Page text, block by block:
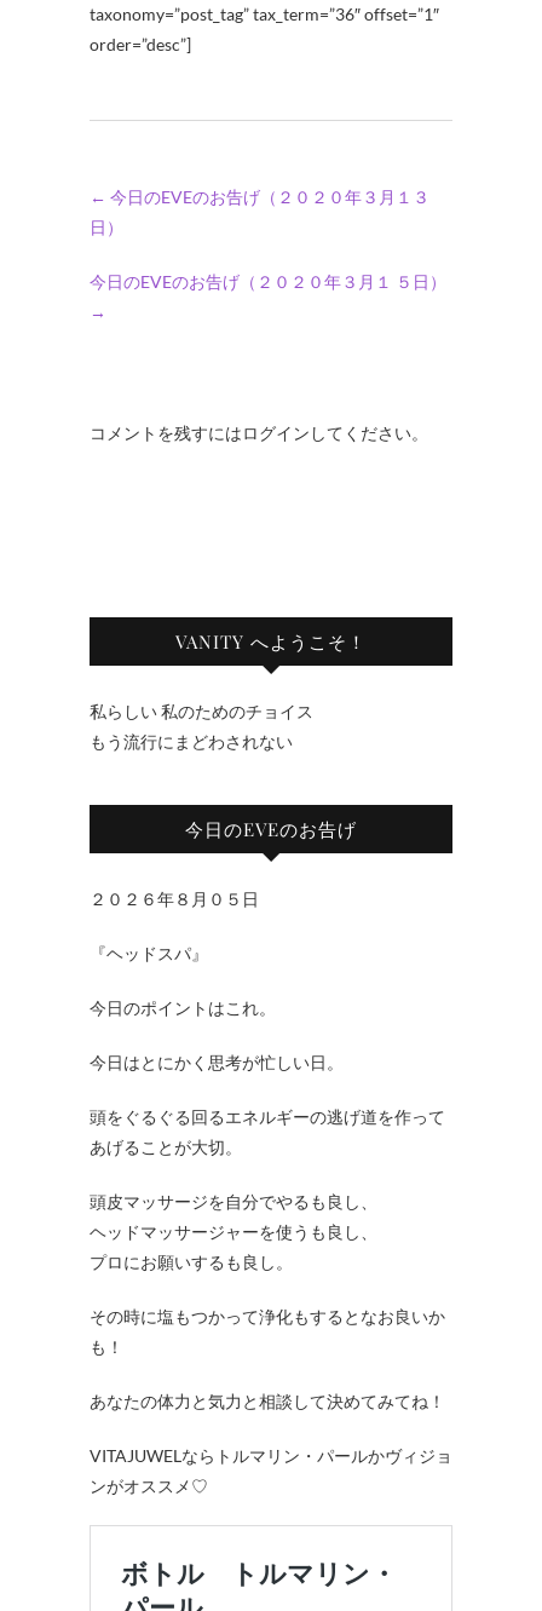
taxonomy=”post_tag” tax_term=”36″ offset=”1″
order=”desc”]
← 今日のEVEのお告げ（２０２０年３月１３
日）
今日のEVEのお告げ（２０２０年３月１ ５日）
→
コメントを残すにはログインしてください。
VANITY へようこそ！
私らしい 私のためのチョイス
もう流行にまどわされない
今日のEVEのお告げ
２０２６年８月０５日
『ヘッドスパ』
今日のポイントはこれ。
今日はとにかく思考が忙しい日。
頭をぐるぐる回るエネルギーの逃げ道を作って
あげることが大切。
頭皮マッサージを自分でやるも良し、
ヘッドマッサージャーを使うも良し、
プロにお願いするも良し。
その時に塩もつかって浄化もするとなお良いか
も！
あなたの体力と気力と相談して決めてみてね！
VITAJUWELならトルマリン・パールかヴィジョ
ンがオススメ♡